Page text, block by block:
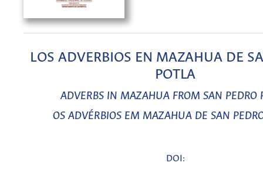
LOS ADVERBIOS EN MAZAHUA DE
POTLA
ADVERBS IN MAZAHUA FROM SAN PEDRO
OS ADVÉRBIOS EM MAZAHUA DE SAN
DOI: